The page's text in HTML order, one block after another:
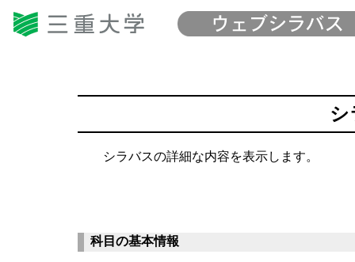
シ
シラバスの詳細な内容を表示します。
科目の基本情報